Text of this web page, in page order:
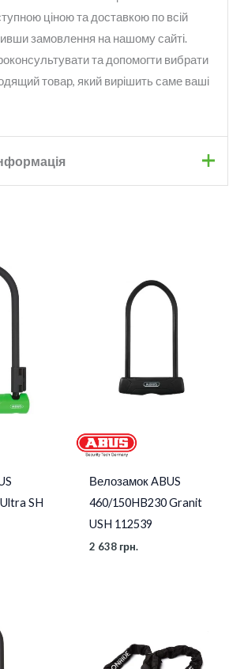
ціною та доставкою по всій
замовлення на нашому сайті.
та допомогти вибрати
товар, який вирішить саме ваші
SH
Велозамок ABUS
460/150HB230 Granit
USH 112539
2 638 грн.